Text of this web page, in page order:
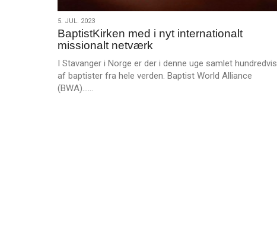
5.
jul.
2023
5. JUL. 2023
BaptistKirken med i nyt internationalt
missionalt netværk
I Stavanger i Norge er der i denne uge samlet hundredvis
af baptister fra hele verden. Baptist World Alliance
(BWA)……